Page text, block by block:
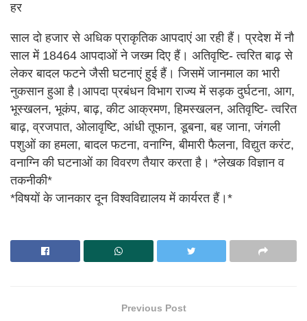
हर
साल दो हजार से अधिक प्राकृतिक आपदाएं आ रही हैं। प्रदेश में नौ
साल में 18464 आपदाओं ने जख्म दिए हैं। अतिवृष्टि- त्वरित बाढ़ से
लेकर बादल फटने जैसी घटनाएं हुई हैं। जिसमें जानमाल का भारी
नुकसान हुआ है।आपदा प्रबंधन विभाग राज्य में सड़क दुर्घटना, आग,
भूस्खलन, भूकंप, बाढ़, कीट आक्रमण, हिमस्खलन, अतिवृष्टि- त्वरित
बाढ़, व्रजपात, ओलावृष्टि, आंधी तूफान, डूबना, बह जाना, जंगली
पशुओं का हमला, बादल फटना, वनाग्नि, बीमारी फैलना, विद्युत करंट,
वनाग्नि की घटनाओं का विवरण तैयार करता है। *लेखक विज्ञान व
तकनीकी*
*विषयों के जानकार दून विश्वविद्यालय में कार्यरत हैं।*
Previous Post